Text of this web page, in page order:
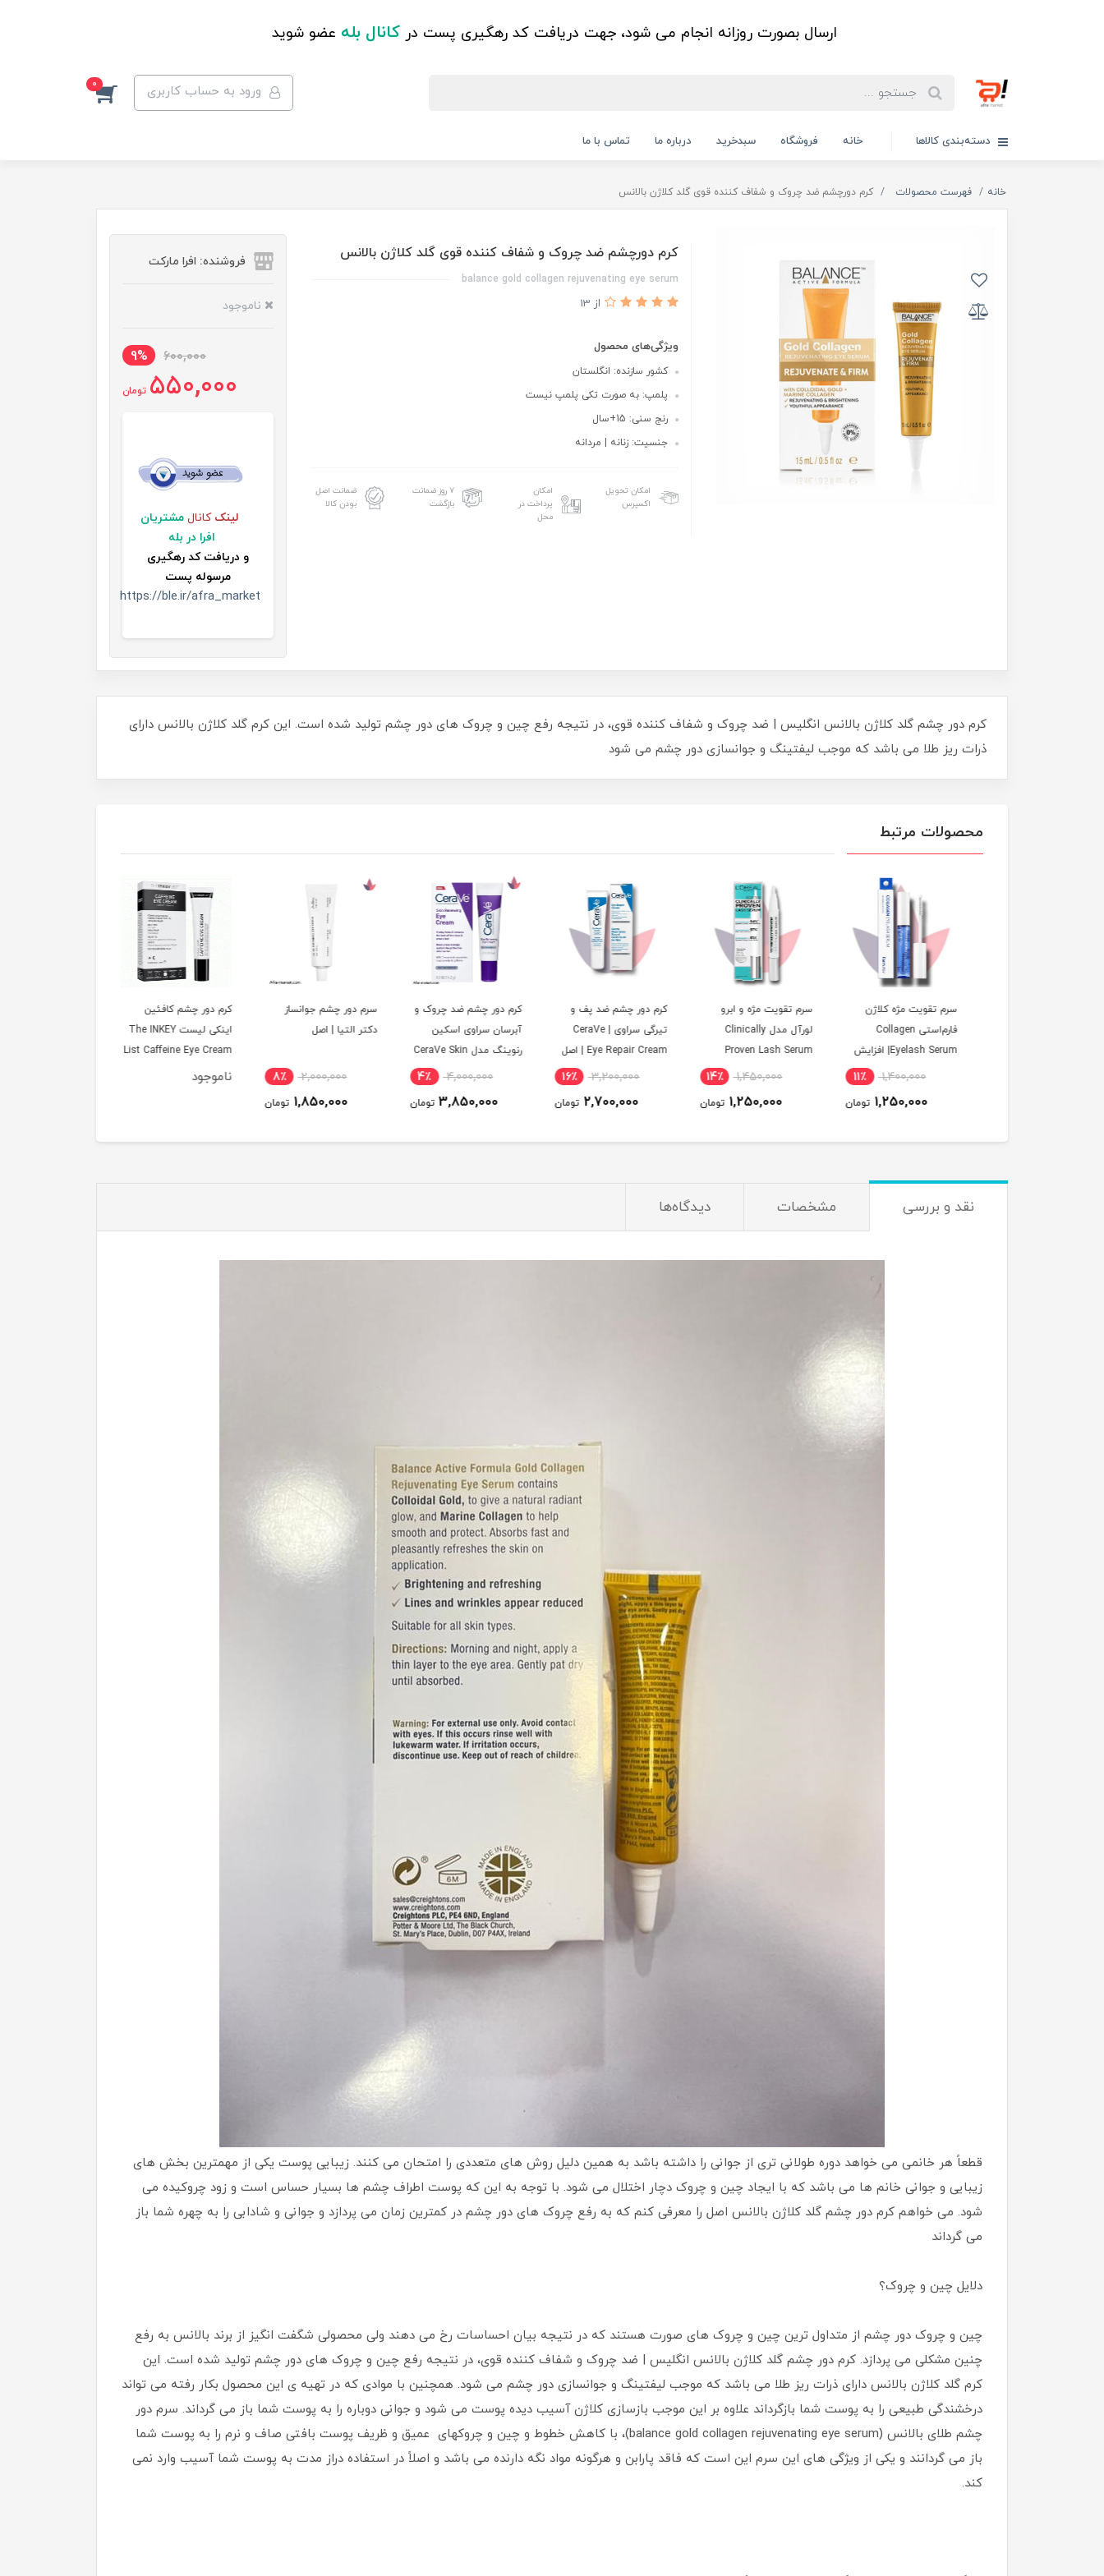
ارسال بصورت روزانه انجام می شود، جهت دریافت کد رهگیری پست در کانال بله عضو شوید
ورود به حساب کاربری 0
دسته‌بندی کالاها خانه فروشگاه سبدخرید درباره ما تماس با ما
خانه فهرست محصولات کرم دورچشم ضد چروک و شفاف کننده قوی گلد کلاژن بالانس
کرم دورچشم ضد چروک و شفاف کننده قوی گلد کلاژن بالانس
balance gold collagen rejuvenating eye serum
از 13
ویژگی‌های محصول
کشور سازنده: انگلستان
پلمپ: به صورت تکی پلمپ نیست
رنج سنی: 15+سال
جنسیت: زنانه | مردانه
امکان تحویل
اکسپرس
امکان
پرداخت در
محل
۷ روز ضمانت
بازگشت
ضمانت اصل
بودن کالا
فروشنده: افرا مارکت
ناموجود
600,000
9%
550,000 تومان
لینک کانال مشتریان
افرا در بله
و دریافت کد رهگیری
مرسوله پست
https://ble.ir/afra_market
کرم دور چشم گلد کلاژن بالانس انگلیس | ضد چروک و شفاف کننده قوی، در نتیجه رفع چین و چروک های دور چشم تولید شده است. این کرم گلد کلاژن بالانس دارای
ذرات ریز طلا می باشد که موجب لیفتینگ و جوانسازی دور چشم می شود
محصولات مرتبط
سرم تقویت مژه کلاژن
فارم‌استی Collagen
Eyelash Serum| افزایش
رشد، حجم و استحکام مژه
1,400,000 11٪
1,250,000 تومان
سرم تقویت مژه و ابرو
لورآل مدل Clinically
Proven Lash Serum
1,450,000 14٪
1,250,000 تومان
کرم دور چشم ضد پف و
تیرگی سراوی | CeraVe
Eye Repair Cream | اصل
3,200,000 16٪
2,700,000 تومان
کرم دور چشم ضد چروک و
آبرسان سراوی اسکین
رنوینگ مدل CeraVe Skin
Renewing Eye Cream |
4,000,000 4٪
3,850,000 تومان
سرم دور چشم جوانساز
دکتر التیا | اصل
2,000,000 8٪
1,850,000 تومان
کرم دور چشم کافئین
اینکی لیست The INKEY
List Caffeine Eye Cream
ناموجود
نقد و بررسی مشخصات دیدگاه‌ها
قطعاً هر خانمی می خواهد دوره طولانی تری از جوانی را داشته باشد به همین دلیل روش های متعددی را امتحان می کنند. زیبایی پوست یکی از مهمترین بخش های
زیبایی و جوانی خانم ها می باشد که با ایجاد چین و چروک دچار اختلال می شود. با توجه به این که پوست اطراف چشم ها بسیار حساس است و زود چروکیده می
شود. می خواهم کرم دور چشم گلد کلاژن بالانس اصل را معرفی کنم که به رفع چروک های دور چشم در کمترین زمان می پردازد و جوانی و شادابی را به چهره شما باز
می گرداند
دلایل چین و چروک؟
چین و چروک دور چشم از متداول ترین چین و چروک های صورت هستند که در نتیجه بیان احساسات رخ می دهند ولی محصولی شگفت انگیز از برند بالانس به رفع
چنین مشکلی می پردازد. کرم دور چشم گلد کلاژن بالانس انگلیس | ضد چروک و شفاف کننده قوی، در نتیجه رفع چین و چروک های دور چشم تولید شده است. این
کرم گلد کلاژن بالانس دارای ذرات ریز طلا می باشد که موجب لیفتینگ و جوانسازی دور چشم می شود. همچنین با موادی که در تهیه ی این محصول بکار رفته می تواند
درخشندگی طبیعی را به پوست شما بازگرداند علاوه بر این موجب بازسازی کلاژن آسیب دیده پوست می شود و جوانی دوباره را به پوست شما باز می گرداند. سرم دور
چشم طلای بالانس (balance gold collagen rejuvenating eye serum)، با کاهش خطوط و چین و چروکهای عمیق و ظریف پوست بافتی صاف و نرم را به پوست شما
باز می گردانند و یکی از ویژگی های این سرم این است که فاقد پارابن و هرگونه مواد نگه دارنده می باشد و اصلاً در استفاده دراز مدت به پوست شما آسیب وارد نمی
کند.